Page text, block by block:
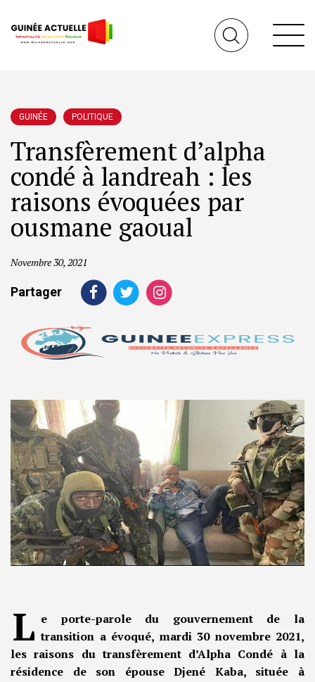
GUINÉE POLITIQUE
Transfèrement d’alpha
condé à landreah : les
raisons évoquées par
ousmane gaoual
Novembre 30, 2021
Partager
L e porte-parole du gouvernement de la
transition a évoqué, mardi 30 novembre 2021,
les raisons du transfèrement d’Alpha Condé à la
résidence de son épouse Djené Kaba, située à